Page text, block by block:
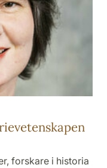
forskare i historia